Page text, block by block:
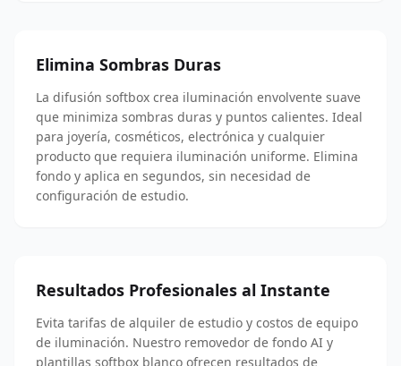
Elimina Sombras Duras
La difusión softbox crea iluminación envolvente suave
que minimiza sombras duras y puntos calientes. Ideal
para joyería, cosméticos, electrónica y cualquier
producto que requiera iluminación uniforme. Elimina
fondo y aplica en segundos, sin necesidad de
configuración de estudio.
Resultados Profesionales al Instante
Evita tarifas de alquiler de estudio y costos de equipo
de iluminación. Nuestro removedor de fondo AI y
plantillas softbox blanco ofrecen resultados de